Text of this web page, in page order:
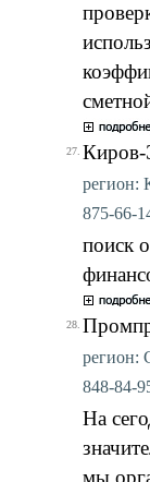
27. Киров-
регион:
875-66-
поиск
28.
регион:
848-84-
На
мы